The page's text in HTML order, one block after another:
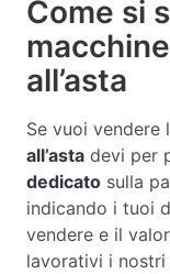
Come si
all’asta
Se vuoi vendere
all’asta devi per
dedicato sulla
indicando i tuoi
vendere e il
lavorativi i